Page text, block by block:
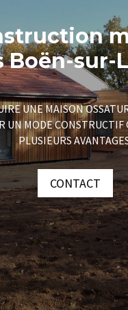
Boën-sur-
UNE MAISON
UN MODE CONSTRUCTIF
PLUSIEURS
CONTACT